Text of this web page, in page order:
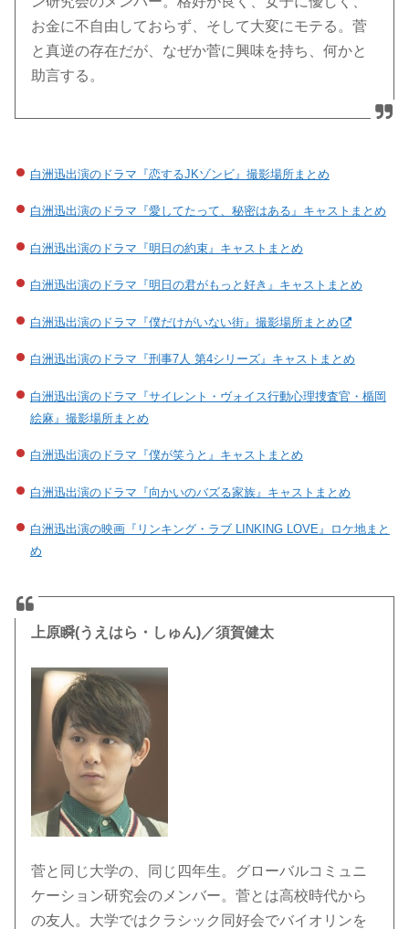
お金に不自由しておらず、そして大変にモテる。菅
と真逆の存在だが、なぜか菅に興味を持ち、何かと
助言する。
白洲迅出演のドラマ『恋するJKゾンビ』撮影場所まとめ
白洲迅出演のドラマ『愛してたって、秘密はある』キャストまとめ
白洲迅出演のドラマ『明日の約束』キャストまとめ
白洲迅出演のドラマ『明日の君がもっと好き』キャストまとめ
白洲迅出演のドラマ『僕だけがいない街』撮影場所まとめ
白洲迅出演のドラマ『刑事7人 第4シリーズ』キャストまとめ
白洲迅出演のドラマ『サイレント・ヴォイス行動心理捜査官・楯岡
絵麻』撮影場所まとめ
白洲迅出演のドラマ『僕が笑うと』キャストまとめ
白洲迅出演のドラマ『向かいのバズる家族』キャストまとめ
白洲迅出演の映画『リンキング・ラブ LINKING LOVE』ロケ地まと
め
上原瞬(うえはら・しゅん)／須賀健太
菅と同じ大学の、同じ四年生。グローバルコミュニ
ケーション研究会のメンバー。菅とは高校時代から
の友人。大学ではクラシック同好会でバイオリンを